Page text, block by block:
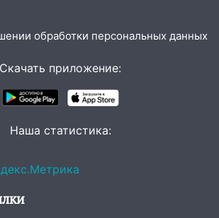
переходил по «зебре»:
на улице
без прав врезался в
автомобиль
и попал под колеса
изнутри: в
районе горела дача
обработки персональных данных
Скачать приложение:
Наша статистика: